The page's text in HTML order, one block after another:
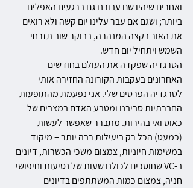
ואחרים שיהיו שם עבורנו גם ברגעים האפלים
ביותר; ושגם אם עבר עלינו יום קשה ולא רואים
את האור בקצה המנהרה, בבוקר שוב תזרחי
השמש ויתחיל יום חדש.
הטרגדיה שפקדה את העולם בחודשים
האחרונים בעקבות הקורונה החזירה אותי
לטרגדיה הפרטים שלי. אני נפעמת מהתופעות
החברתיות סביבנו ומטבע האדם במצבים של
כאוס ואי בהירות. מתברר שאפשר לעשות
(כמעט) הכל רק ביעילות רבה יותר – מיקוד
במשימות חיוניות, צמצום משכי הכשרות, דיונים
ב-VC שחוסכים לכולנו שעות של נסיעות וחיפושי
חניה, צמצום כמות המשתתפים בדיונים